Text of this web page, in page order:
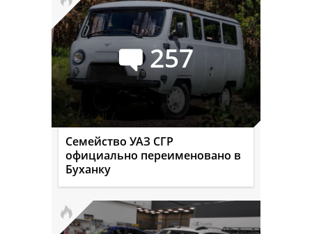
257
Семейство УАЗ СГР
официально переименовано в
Буханку